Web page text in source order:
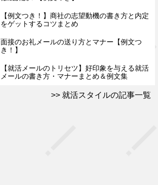
【例文つき！】商社の志望動機の書き方と内定
をゲットするコツまとめ
面接のお礼メールの送り方とマナー【例文つ
き！】
【就活メールのトリセツ】好印象を与える就活
メールの書き方・マナーまとめ＆例文集
就活スタイルの記事一覧